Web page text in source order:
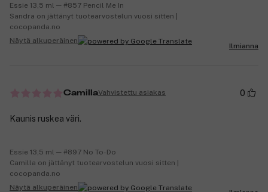
Essie 13,5 ml ─ #857 Pencil Me In
Sandra on jättänyt tuotearvostelun vuosi sitten |
cocopanda.no
Näytä alkuperäinen
Ilmianna
CamillaVahvistettu asiakas 0
Kaunis ruskea väri.
Essie 13,5 ml ─ #897 No To-Do
Camilla on jättänyt tuotearvostelun vuosi sitten |
cocopanda.no
Näytä alkuperäinen